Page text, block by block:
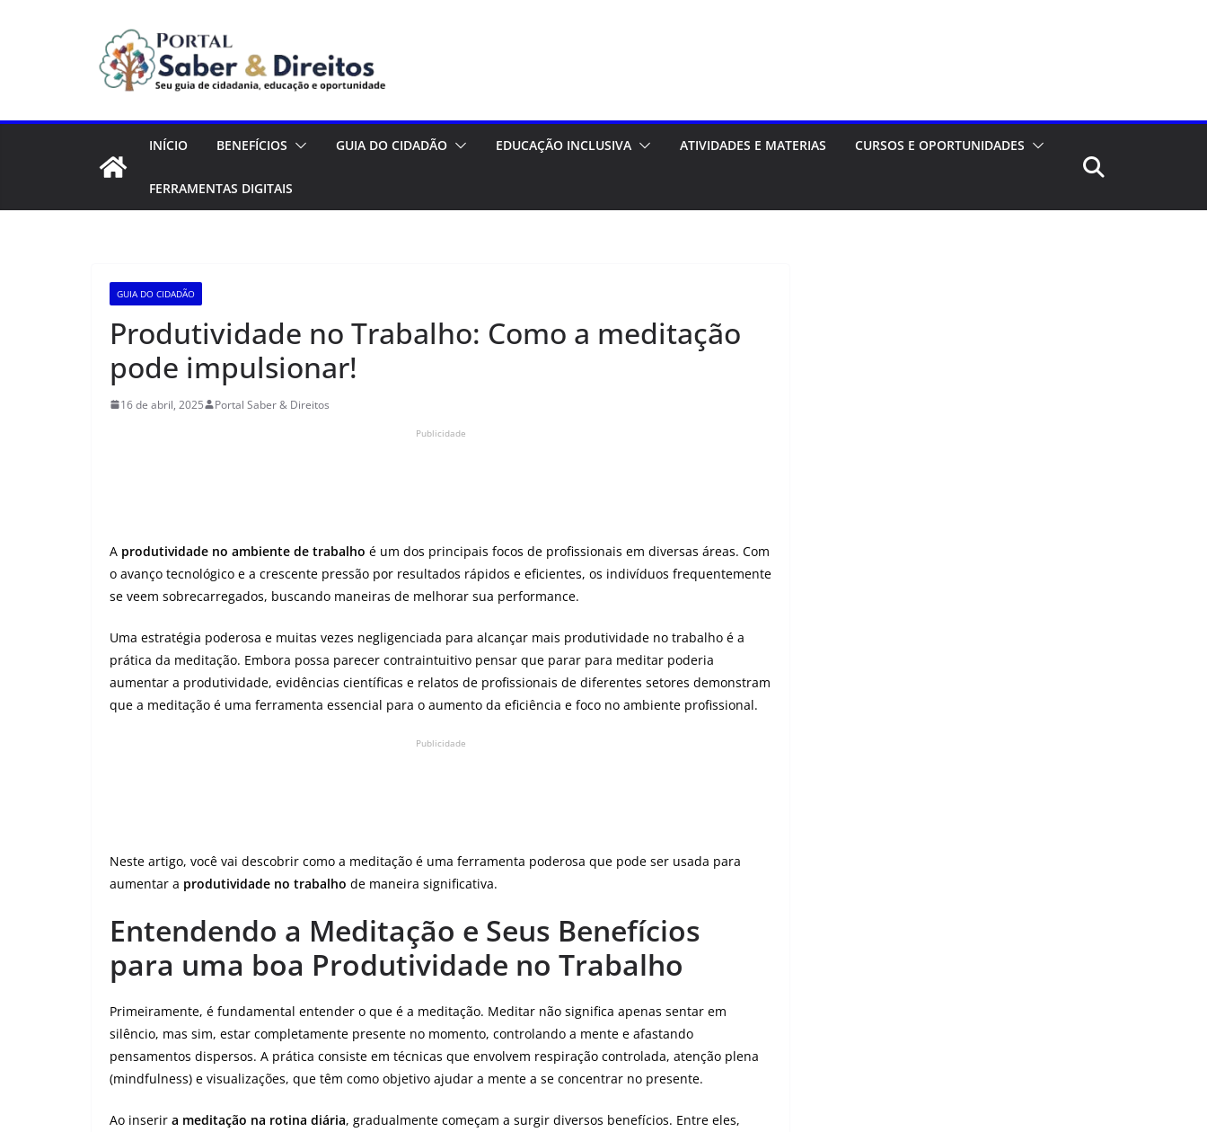
INÍCIO BENEFÍCIOS GUIA DO CIDADÃO EDUCAÇÃO INCLUSIVA ATIVIDADES E MATERIAS CURSOS E OPORTUNIDADES
FERRAMENTAS DIGITAIS
GUIA DO CIDADÃO
Produtividade no Trabalho: Como a meditação
pode impulsionar!
16 de abril, 2025 Portal Saber & Direitos
Publicidade
A produtividade no ambiente de trabalho é um dos principais focos de profissionais em diversas áreas. Com
o avanço tecnológico e a crescente pressão por resultados rápidos e eficientes, os indivíduos frequentemente
se veem sobrecarregados, buscando maneiras de melhorar sua performance.
Uma estratégia poderosa e muitas vezes negligenciada para alcançar mais produtividade no trabalho é a
prática da meditação. Embora possa parecer contraintuitivo pensar que parar para meditar poderia
aumentar a produtividade, evidências científicas e relatos de profissionais de diferentes setores demonstram
que a meditação é uma ferramenta essencial para o aumento da eficiência e foco no ambiente profissional.
Publicidade
Neste artigo, você vai descobrir como a meditação é uma ferramenta poderosa que pode ser usada para
aumentar a produtividade no trabalho de maneira significativa.
Entendendo a Meditação e Seus Benefícios
para uma boa Produtividade no Trabalho
Primeiramente, é fundamental entender o que é a meditação. Meditar não significa apenas sentar em
silêncio, mas sim, estar completamente presente no momento, controlando a mente e afastando
pensamentos dispersos. A prática consiste em técnicas que envolvem respiração controlada, atenção plena
(mindfulness) e visualizações, que têm como objetivo ajudar a mente a se concentrar no presente.
Ao inserir a meditação na rotina diária, gradualmente começam a surgir diversos benefícios. Entre eles,